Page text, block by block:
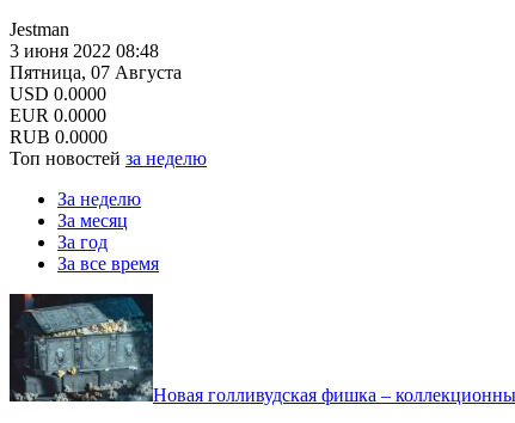
Jestman
3 июня 2022 08:48
Пятница, 07 Августа
USD 0.0000
EUR 0.0000
RUB 0.0000
Топ новостей за неделю
За неделю
За месяц
За год
За все время
Новая голливудская фишка –